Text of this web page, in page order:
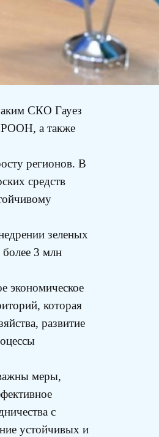
аким СКО Гауез
а также
регионов. В
средств
зеленых
3 млн
экономическое
которая
развитие
меры,
с
устойчивых и